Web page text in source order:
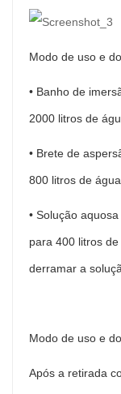
Modo de uso e
• Banho de
2000 litros de
• Brete de
800 litros de água.
• Solução
para 400 litros
derramar a
Modo de uso e
Após a retirada